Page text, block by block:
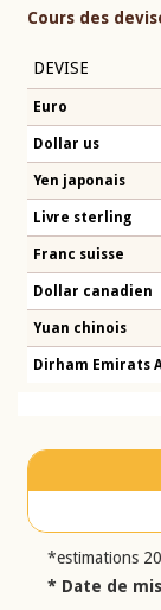
Cours des
DEVISE
Euro
Dollar us
Yen japonais
Livre sterling
Franc suisse
Dollar canadien
Yuan chinois
Dirham Emirats
*estimations
* Date de